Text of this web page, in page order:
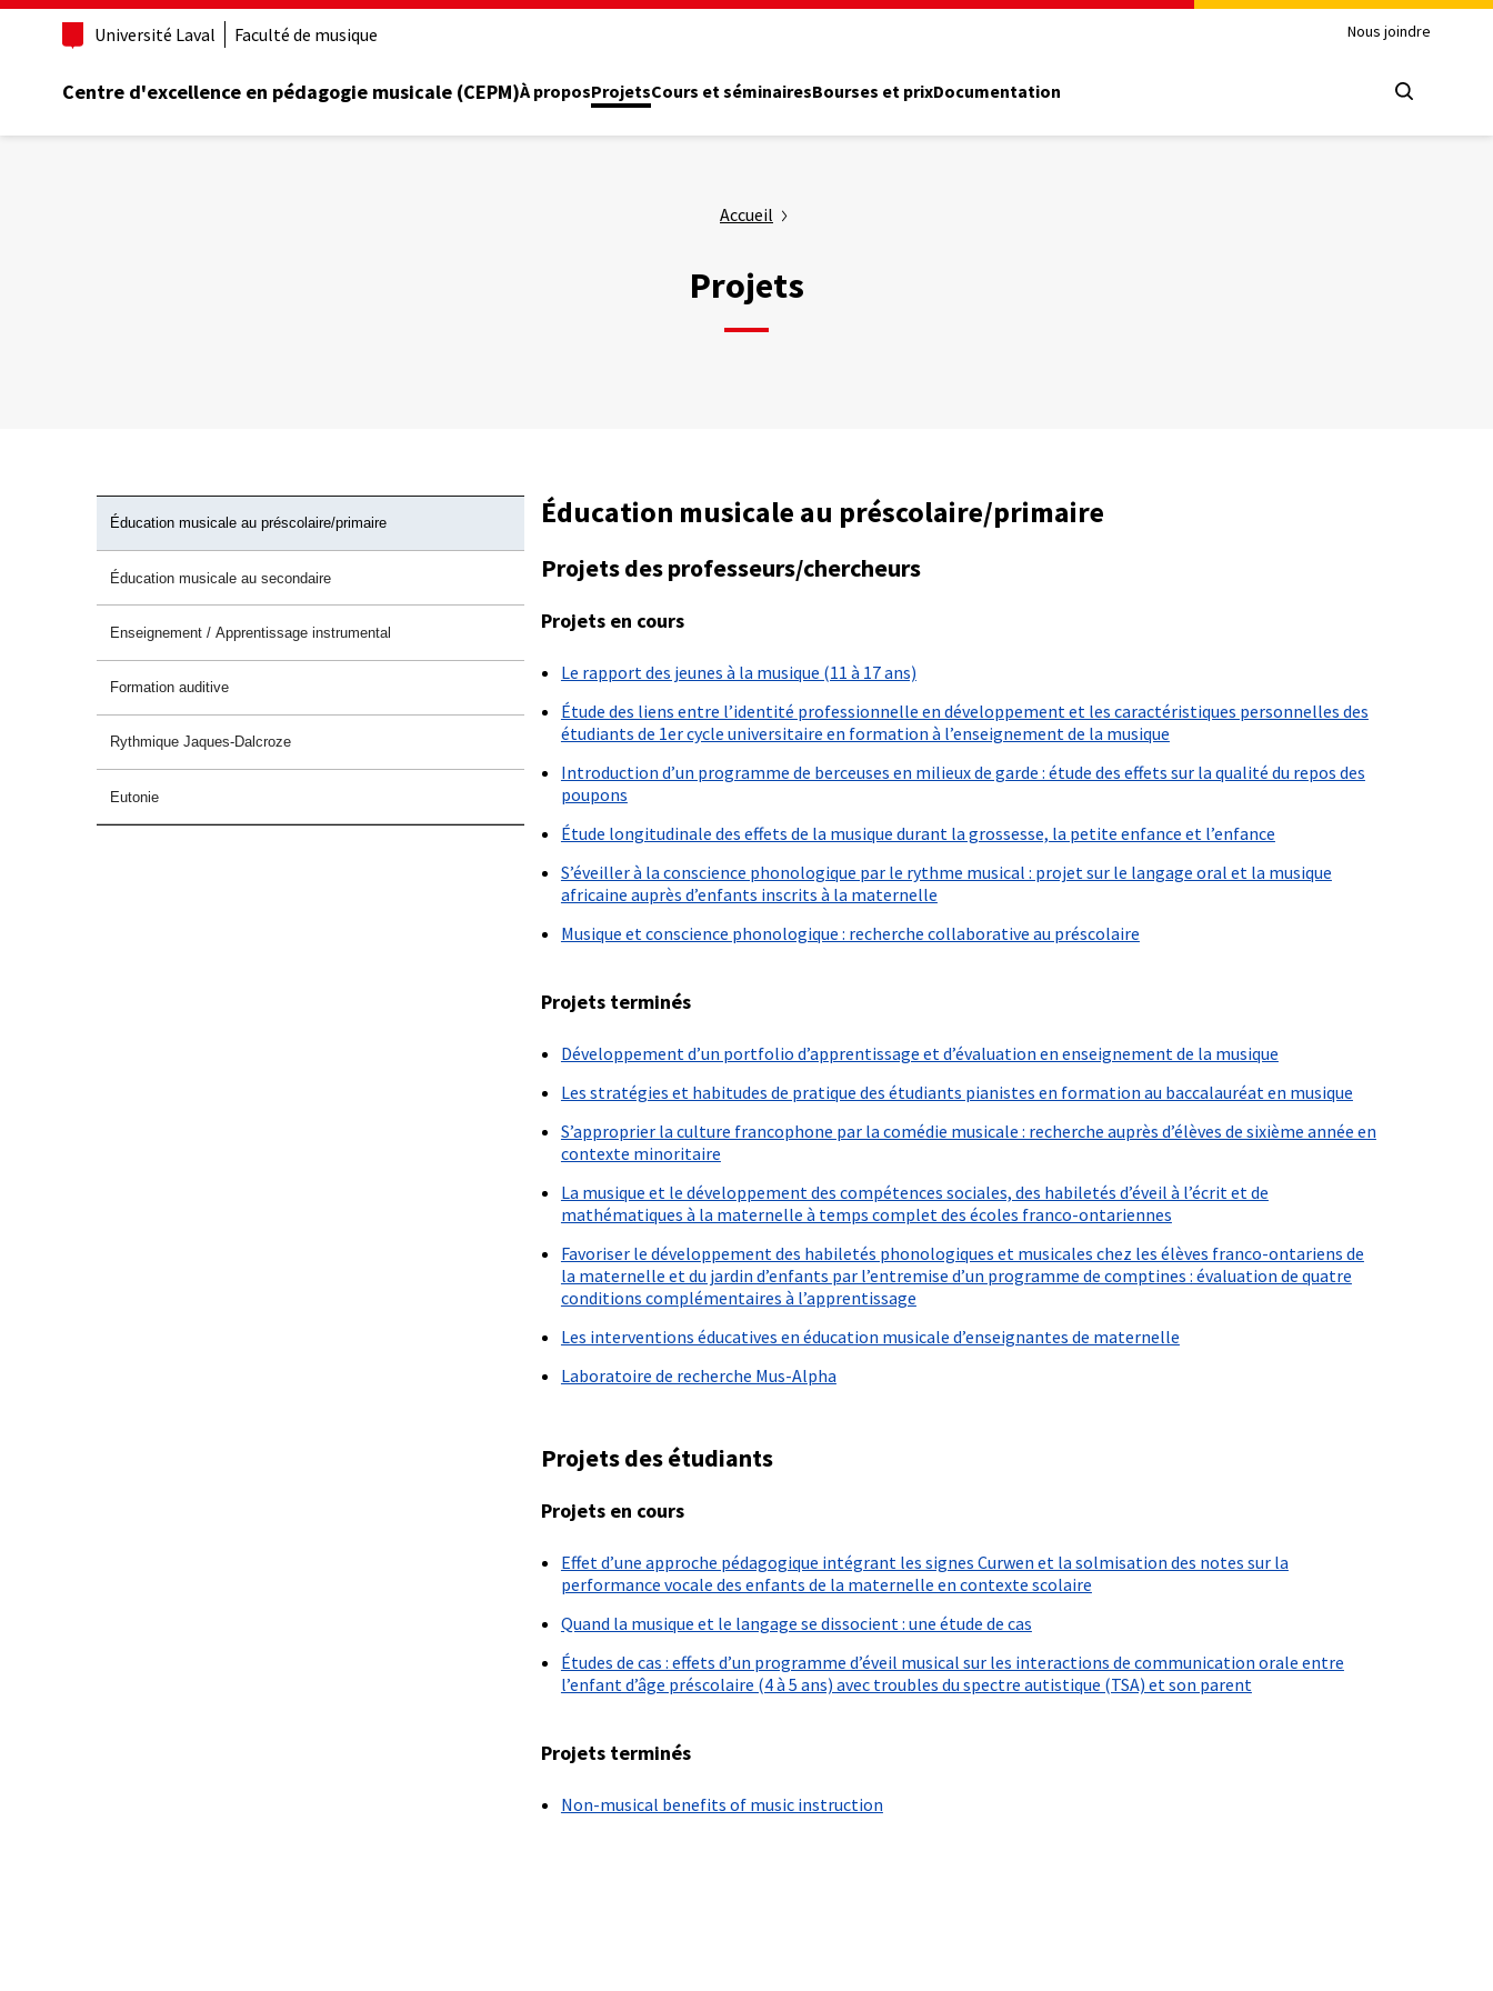
Aller
principal
Université Laval Faculté de musique Nous joindre
Centre d'excellence en pédagogie musicale (CEPM)À proposProjetsCours et séminairesBourses et prixDocumentation
Accueil
Projets
Éducation musicale au préscolaire/primaire
Éducation musicale au secondaire
Enseignement / Apprentissage instrumental
Formation auditive
Rythmique Jaques-Dalcroze
Eutonie
Éducation musicale au préscolaire/primaire
Projets des professeurs/chercheurs
Projets en cours
Le rapport des jeunes à la musique (11 à 17 ans)
Étude des liens entre l’identité professionnelle en développement et les caractéristiques personnelles des
étudiants de 1er cycle universitaire en formation à l’enseignement de la musique
Introduction d’un programme de berceuses en milieux de garde : étude des effets sur la qualité du repos des
poupons
Étude longitudinale des effets de la musique durant la grossesse, la petite enfance et l’enfance
S’éveiller à la conscience phonologique par le rythme musical : projet sur le langage oral et la musique
africaine auprès d’enfants inscrits à la maternelle
Musique et conscience phonologique : recherche collaborative au préscolaire
Projets terminés
Développement d’un portfolio d’apprentissage et d’évaluation en enseignement de la musique
Les stratégies et habitudes de pratique des étudiants pianistes en formation au baccalauréat en musique
S’approprier la culture francophone par la comédie musicale : recherche auprès d’élèves de sixième année en
contexte minoritaire
La musique et le développement des compétences sociales, des habiletés d’éveil à l’écrit et de
mathématiques à la maternelle à temps complet des écoles franco-ontariennes
Favoriser le développement des habiletés phonologiques et musicales chez les élèves franco-ontariens de
la maternelle et du jardin d’enfants par l’entremise d’un programme de comptines : évaluation de quatre
conditions complémentaires à l’apprentissage
Les interventions éducatives en éducation musicale d’enseignantes de maternelle
Laboratoire de recherche Mus-Alpha
Projets des étudiants
Projets en cours
Effet d’une approche pédagogique intégrant les signes Curwen et la solmisation des notes sur la
performance vocale des enfants de la maternelle en contexte scolaire
Quand la musique et le langage se dissocient : une étude de cas
Études de cas : effets d’un programme d’éveil musical sur les interactions de communication orale entre
l’enfant d’âge préscolaire (4 à 5 ans) avec troubles du spectre autistique (TSA) et son parent
Projets terminés
Non-musical benefits of music instruction